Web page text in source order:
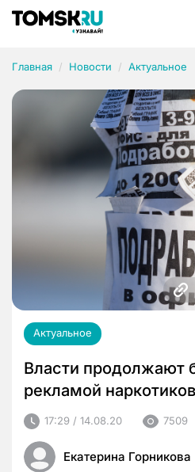
Главная Новости Актуальное
Актуальное
Власти продолжают
рекламой наркотиков
17:29 / 14.08.20 7509
Екатерина Горникова